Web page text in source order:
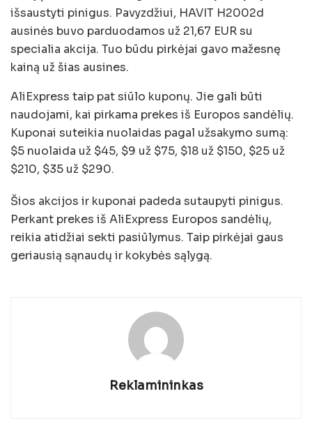
išsaustyti pinigus. Pavyzdžiui, HAVIT H2002d
ausinės buvo parduodamos už 21,67 EUR su
specialia akcija. Tuo būdu pirkėjai gavo mažesnę
kainą už šias ausines.
AliExpress taip pat siūlo kuponų. Jie gali būti
naudojami, kai pirkama prekes iš Europos sandėlių.
Kuponai suteikia nuolaidas pagal užsakymo sumą:
$5 nuolaida už $45, $9 už $75, $18 už $150, $25 už
$210, $35 už $290.
Šios akcijos ir kuponai padeda sutaupyti pinigus.
Perkant prekes iš AliExpress Europos sandėlių,
reikia atidžiai sekti pasiūlymus. Taip pirkėjai gaus
geriausią sąnaudų ir kokybės sąlygą.
Reklamininkas